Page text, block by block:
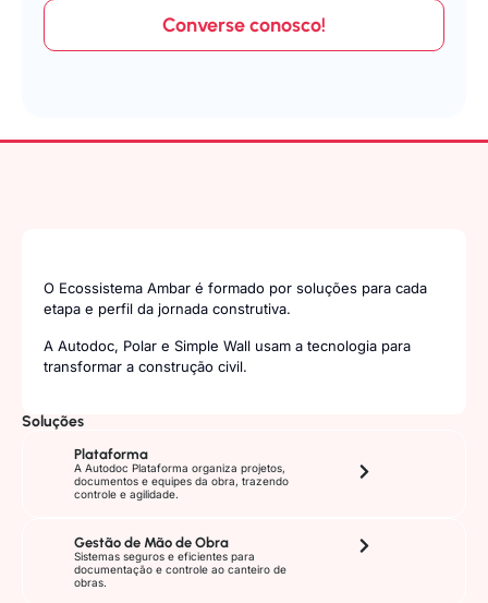
Converse conosco!
O Ecossistema Ambar é formado por soluções para cada
etapa e perfil da jornada construtiva.
A Autodoc, Polar e Simple Wall usam a tecnologia para
transformar a construção civil.
Soluções
Plataforma
A Autodoc Plataforma organiza projetos,
documentos e equipes da obra, trazendo
controle e agilidade.
Gestão de Mão de Obra
Sistemas seguros e eficientes para
documentação e controle ao canteiro de
obras.